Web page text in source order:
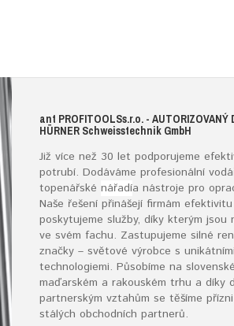
ant PROFITOOLSs.r.o. - AUTORIZOVANÝ
HÜRNER Schweisstechnik GmbH
Již více než 30 let podporujeme
potrubí. Dodáváme profesionální
topenářské nářadía nástroje pro
Naše řešení přinášejí firmám
poskytujeme služby, díky kterým jsou
ve svém fachu. Zastupujeme silné
značky – světové výrobce s
technologiemi. Působíme na
maďarském a rakouském trhu a díky
partnerským vztahům se těšíme
stálých obchodních partnerů.